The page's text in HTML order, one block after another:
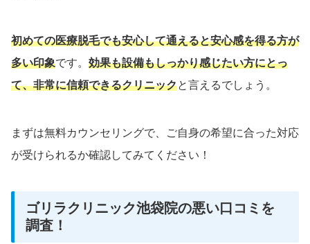
初めての医療脱毛でも安心して通えると安心感を得る方が
多い印象です。 効果も設備もしっかり感じたい方にとっ
て、非常に信頼できるクリニックと言えるでしょう。
まずは無料カウンセリングで、ご自身の希望に合った対応
が受けられるか確認してみてください！
ゴリラクリニック池袋院の悪い口コミを
調査！